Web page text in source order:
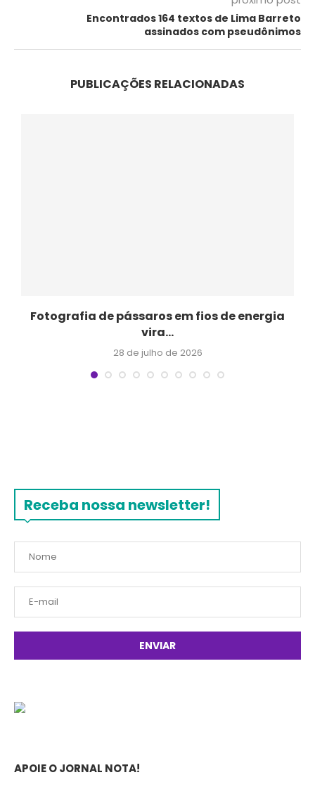
Encontrados 164 textos de Lima Barreto
assinados com pseudônimos
PUBLICAÇÕES RELACIONADAS
Fotografia de pássaros em fios de energia
vira...
28 de julho de 2026
Receba nossa newsletter!
APOIE O JORNAL NOTA!